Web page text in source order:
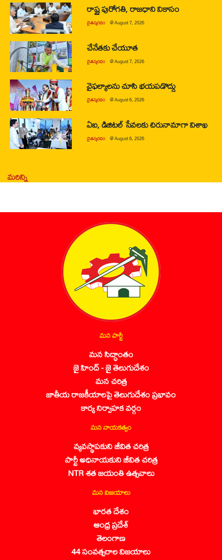
రాష్ట్ర పురోగతి, రాజధాని వికాసం
చైతన్యరధం @August 7, 2026
చేనేతకు చేయూత
చైతన్యరధం @August 7, 2026
వైఫల్యాలను చూసి భయపడొద్దు
చైతన్యరధం @August 6, 2026
ఏఐ, డిజిటల్ సేవలకు చిరునామాగా విశాఖ
చైతన్యరధం @August 6, 2026
మరిన్ని
మన పార్టీ
మన సిద్ధాంతం
జై హింద్ - జై తెలుగుదేశం
మన చరిత్ర
జాతీయ రాజకీయాలపై తెలుగుదేశం ప్రభావం
కార్య నిర్వాహక వర్గం
మన నాయకత్వం
వ్యవస్థాపకుని జీవిత చరిత్ర
పార్టీ అధినాయకుని జీవిత చరిత్ర
NTR శత జయంతి ఉత్సవాలు
మన విజయాలు
భారత దేశం
ఆంధ్ర ప్రదేశ్
తెలంగాణ
44 సంవత్సరాల విజయాలు